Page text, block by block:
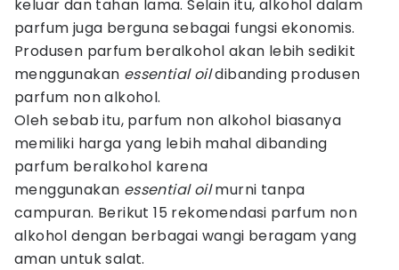
keluar dan tahan lama. Selain itu, alkohol dalam
parfum juga berguna sebagai fungsi ekonomis.
Produsen parfum beralkohol akan lebih sedikit
menggunakan essential oildibanding produsen
parfum non alkohol.
Oleh sebab itu, parfum non alkohol biasanya
memiliki harga yang lebih mahal dibanding
parfum beralkohol karena
menggunakan essential oilmurni tanpa
campuran. Berikut 15 rekomendasi parfum non
alkohol dengan berbagai wangi beragam yang
aman untuk salat.